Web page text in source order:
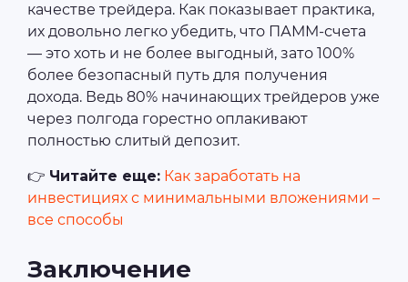
качестве трейдера. Как показывает практика,
их довольно легко убедить, что ПАММ-счета
― это хоть и не более выгодный, зато 100%
более безопасный путь для получения
дохода. Ведь 80% начинающих трейдеров уже
через полгода горестно оплакивают
полностью слитый депозит.
👉 Читайте еще: Как заработать на
инвестициях с минимальными вложениями –
все способы
Заключение